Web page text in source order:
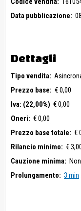
Data pubblicazione:
Dettagli
Tipo vendita:
Prezzo base: € 0,00
Iva: (22,00%) € 0,00
Oneri: € 0,00
Prezzo base totale: €
Rilancio minimo: €
Cauzione minima:
Prolungamento: 3 min